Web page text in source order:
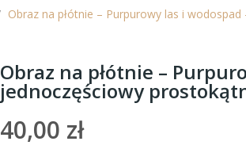
Obraz na płótnie – Purpurowy las i
Obraz na płótnie –
jednoczęściowy
40,00 zł